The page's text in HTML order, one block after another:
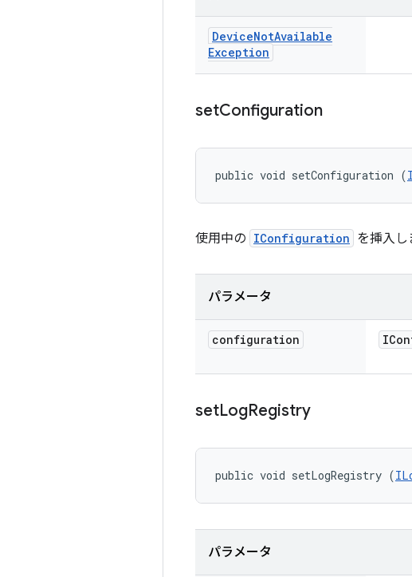
DeviceNotAvailable
Exception
setConfiguration
public void setConfiguration (
使用中の IConfiguration を挿入し
パラメータ
configuration
setLogRegistry
public void setLogRegistry (
パラメータ